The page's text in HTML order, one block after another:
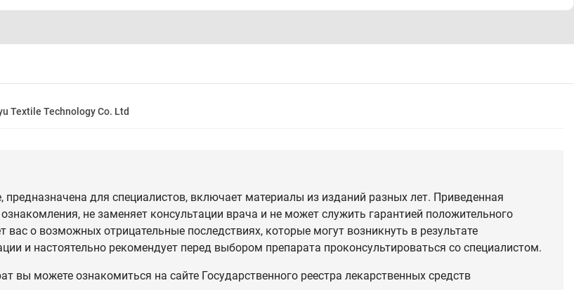
Textile Technology Co. Ltd
для специалистов, включает материалы из изданий разных лет. Приведенная
не заменяет консультации врача и не может служить гарантией положительного
о возможных отрицательные последствиях, которые могут возникнуть в результате
и настоятельно рекомендует перед выбором препарата проконсультироваться со специалистом.
вы можете ознакомиться на сайте Государственного реестра лекарственных средств